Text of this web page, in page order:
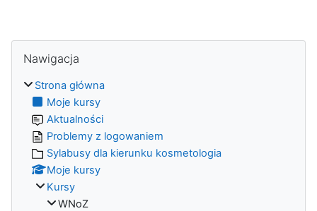
Bloki
Nawigacja
Strona główna
Moje kursy
Aktualności
Problemy z logowaniem
Sylabusy dla kierunku kosmetologia
Moje kursy
Kursy
WNoZ